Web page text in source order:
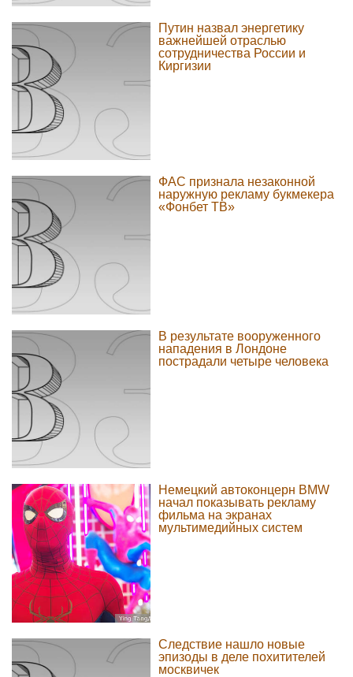
Путин назвал энергетику
важнейшей отраслью
сотрудничества России и
Киргизии
ФАС признала незаконной
наружную рекламу букмекера
«Фонбет ТВ»
В результате вооруженного
нападения в Лондоне
пострадали четыре человека
Немецкий автоконцерн BMW
начал показывать рекламу
фильма на экранах
мультимедийных систем
Следствие нашло новые
эпизоды в деле похитителей
москвичек